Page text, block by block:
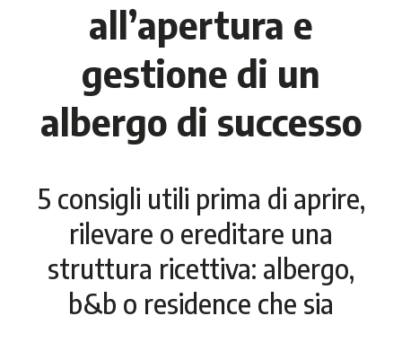
all’apertura e
gestione di un
albergo di successo
5 consigli utili prima di aprire,
rilevare o ereditare una
struttura ricettiva: albergo,
b&b o residence che sia